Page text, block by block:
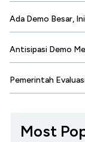
Ada Demo Besar,
Antisipasi Demo
Pemerintah
Most